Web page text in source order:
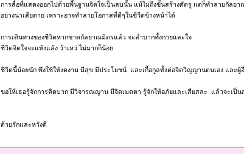
การสื่อที่แสดงออกไปด้วยพื้นฐานจิตใจเป็นลบนั้น แม้ไม่ถึงขั้นสร้างศัตรู แต่ก็ทำลายกัลยา
อย่างน่าเสียดาย เพราะอาจทำลายโอกาสที่ดีๆในชีวีตข้างหน้าได้
การเดินทางของชีวิตหากขาดกัลยาณมิตรแล้ว จะลำบากทั้งกายและใจ
ชีวิตจิตใจจะแห้งแล้ง ว้าเหว่ ไม่มากก็น้อย
ชีวิตนี้น้อยนัก พึงใช้ให้งดงาม มีสุข มีประโยชน์ และเกื้อกูลทั้งต่อจิตวิญญานตนเอง และผู้
ขอให้เธอรู้จักการคิดบวก มีวิจารณญาน มีจิตเมตตา รู้จักให้อภัยและเสียสละ แล้วจะเป็น
ด้วยรักและหวังดี